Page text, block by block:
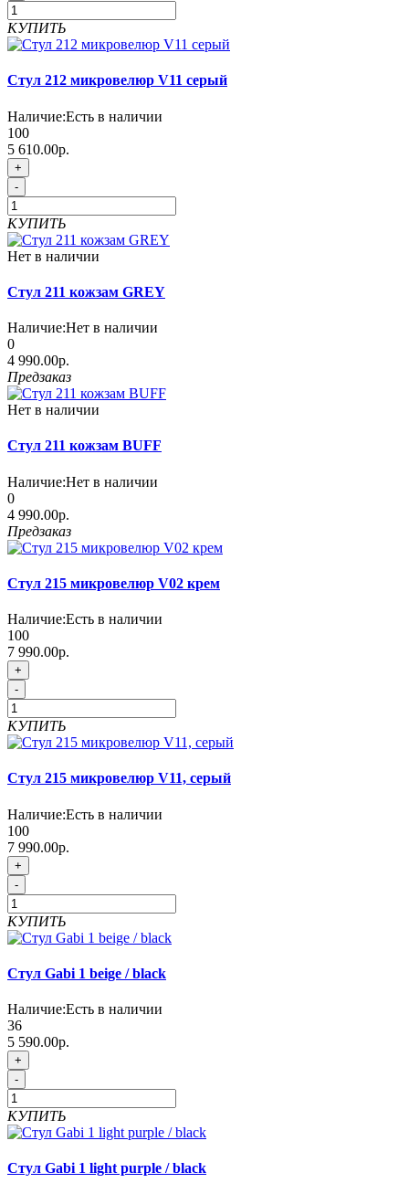
КУПИТЬ
Стул 212 микровелюр V11 серый
Наличие:Есть в наличии
100
5 610.00р.
+
-
КУПИТЬ
Нет в наличии
Стул 211 кожзам GREY
Наличие:Нет в наличии
0
4 990.00р.
Предзаказ
Нет в наличии
Стул 211 кожзам BUFF
Наличие:Нет в наличии
0
4 990.00р.
Предзаказ
Стул 215 микровелюр V02 крем
Наличие:Есть в наличии
100
7 990.00р.
+
-
КУПИТЬ
Стул 215 микровелюр V11, серый
Наличие:Есть в наличии
100
7 990.00р.
+
-
КУПИТЬ
Стул Gabi 1 beige / black
Наличие:Есть в наличии
36
5 590.00р.
+
-
КУПИТЬ
Стул Gabi 1 light purple / black